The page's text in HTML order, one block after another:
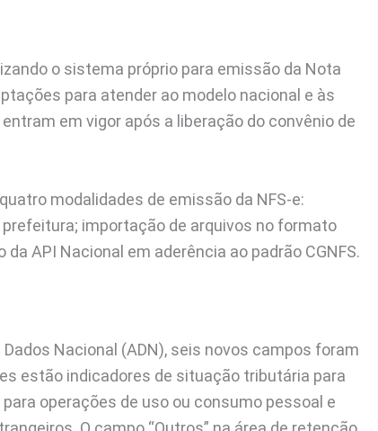
o sistema próprio para emissão da Nota
para atender ao modelo nacional e às
em vigor após a liberação do convênio de
modalidades de emissão da NFS-e:
importação de arquivos no formato
API Nacional em aderência ao padrão CGNFS.
Nacional (ADN), seis novos campos foram
estão indicadores de situação tributária para
operações de uso ou consumo pessoal e